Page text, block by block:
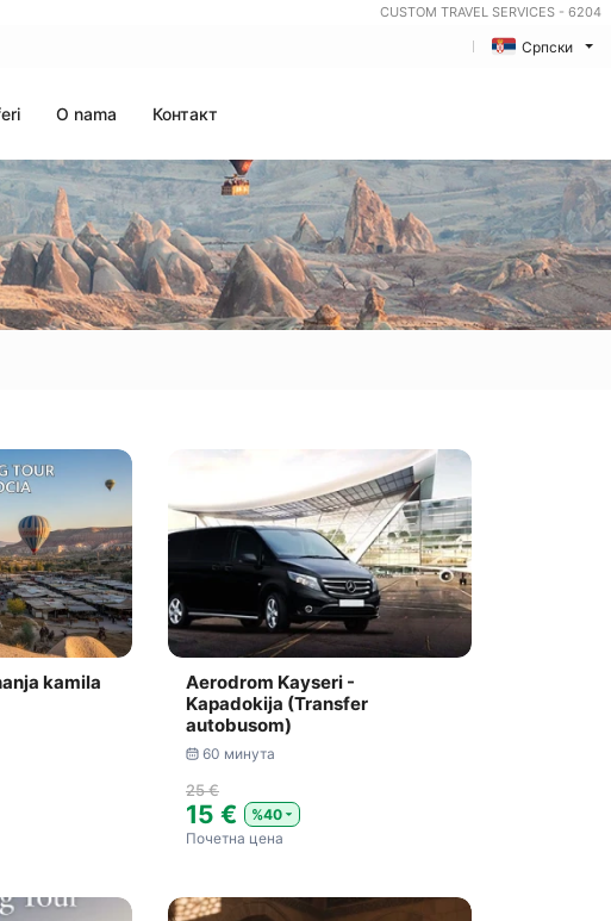
CUSTOM TRAVEL SERVICES - 6204
Српски
O nama Контакт
kamila
Aerodrom Kayseri -
Kapadokija (Transfer
autobusom)
60 минута
25 €
15 €
%40
Почетна цена